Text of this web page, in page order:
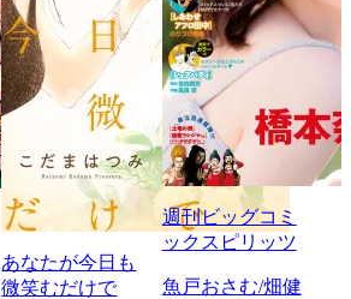
あなたが今日も
微笑むだけで
週刊ビッグコミ
ックスピリッツ
魚戸おさむ/畑健